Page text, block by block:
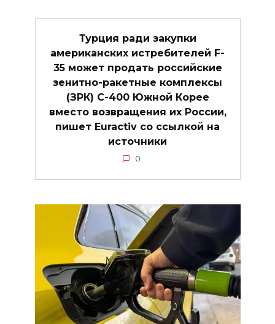
Турция ради закупки
американских истребителей F-
35 может продать российские
зенитно-ракетные комплексы
(ЗРК) C-400 Южной Корее
вместо возвращения их России,
пишет Euractiv со ссылкой на
источники
0